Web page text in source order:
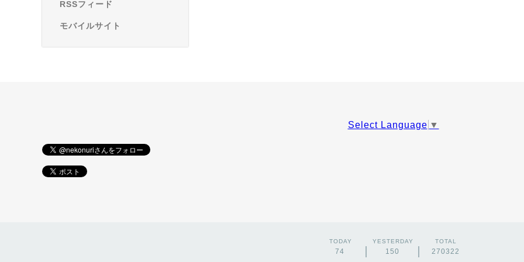
RSSフィード
モバイルサイト
Select Language ▼
TODAY
74
YESTERDAY
150
TOTAL
270322